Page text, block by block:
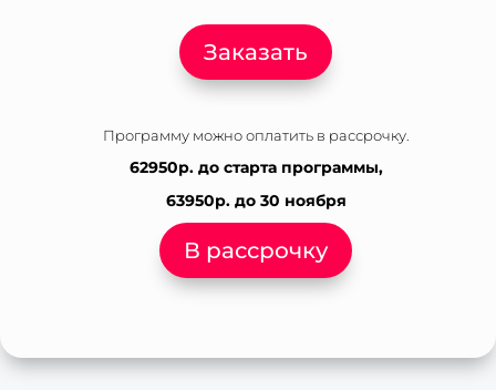
Заказать
Программу можно оплатить в рассрочку.
62950р. до старта программы,
63950р. до 30 ноября
В рассрочку